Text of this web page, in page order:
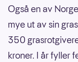
Også en av
mye ut av sin
350
kroner. I år fyller